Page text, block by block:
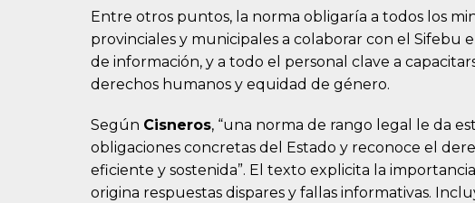
Entre otros puntos, la norma obligaría a todos los
provinciales y municipales a colaborar con el
de información, y a todo el personal clave a
derechos humanos y equidad de género.
Según Cisneros, “una norma de rango legal le da
obligaciones concretas del Estado y reconoce el
eficiente y sostenida”. El texto explicita la
origina respuestas dispares y fallas informativas.